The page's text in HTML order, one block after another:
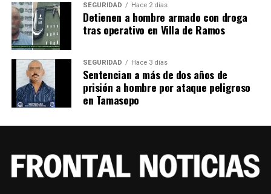
SEGURIDAD Hace 2 días
Detienen a hombre armado con droga
tras operativo en Villa de Ramos
SEGURIDAD Hace 3 días
Sentencian a más de dos años de
prisión a hombre por ataque peligroso
en Tamasopo